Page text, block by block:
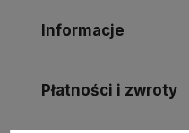
Informacje
Płatności i zwroty